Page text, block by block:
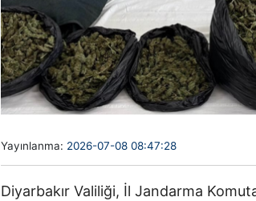
Yayınlanma: 2026-07-08 08:47:28
Diyarbakır Valiliği, İl Jandarma